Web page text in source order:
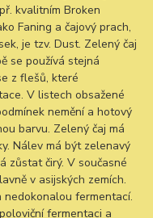
kvalitním Broken
Faning a čajový prach,
je tzv. Dust. Zelený čaj
se používá stejná
z flešů, které
V listech obsažené
nemění a hotový
barvu. Zelený čaj má
Nálev má být zelenavý
zůstat čirý. V současné
v asijských zemích.
nedokonalou fermentací.
fermentaci a